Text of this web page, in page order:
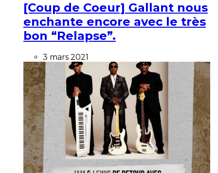
[Coup de Coeur] Gallant nous
enchante encore avec le très
bon “Relapse”.
3 mars 2021